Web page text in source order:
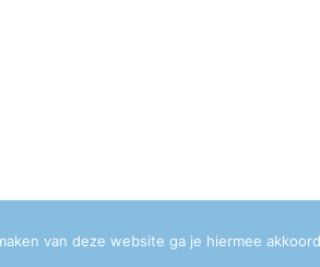
van deze website ga je hiermee